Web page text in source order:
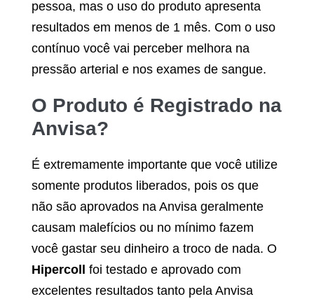
pessoa, mas o uso do produto apresenta
resultados em menos de 1 mês. Com o uso
contínuo você vai perceber melhora na
pressão arterial e nos exames de sangue.
O Produto é Registrado na
Anvisa?
É extremamente importante que você utilize
somente produtos liberados, pois os que
não são aprovados na Anvisa geralmente
causam malefícios ou no mínimo fazem
você gastar seu dinheiro a troco de nada. O
Hipercoll
foi testado e aprovado com
excelentes resultados tanto pela Anvisa